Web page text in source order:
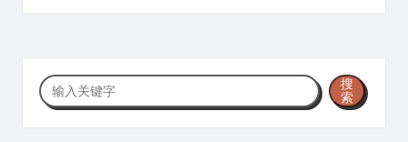
搜
索
搜
索